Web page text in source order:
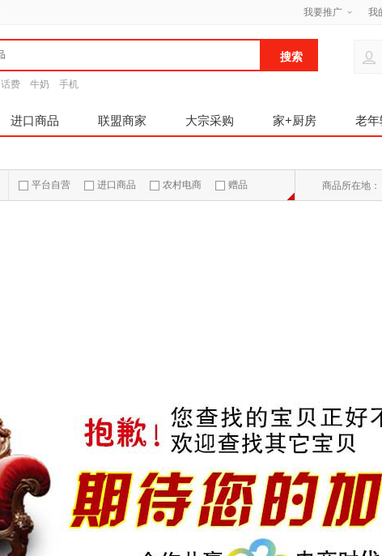
我要推广 我
话费 牛奶 手机
进口商品 联盟商家 大宗采购 家+厨房 老
平台自营 进口商品 农村电商 赠品 商品所在地：